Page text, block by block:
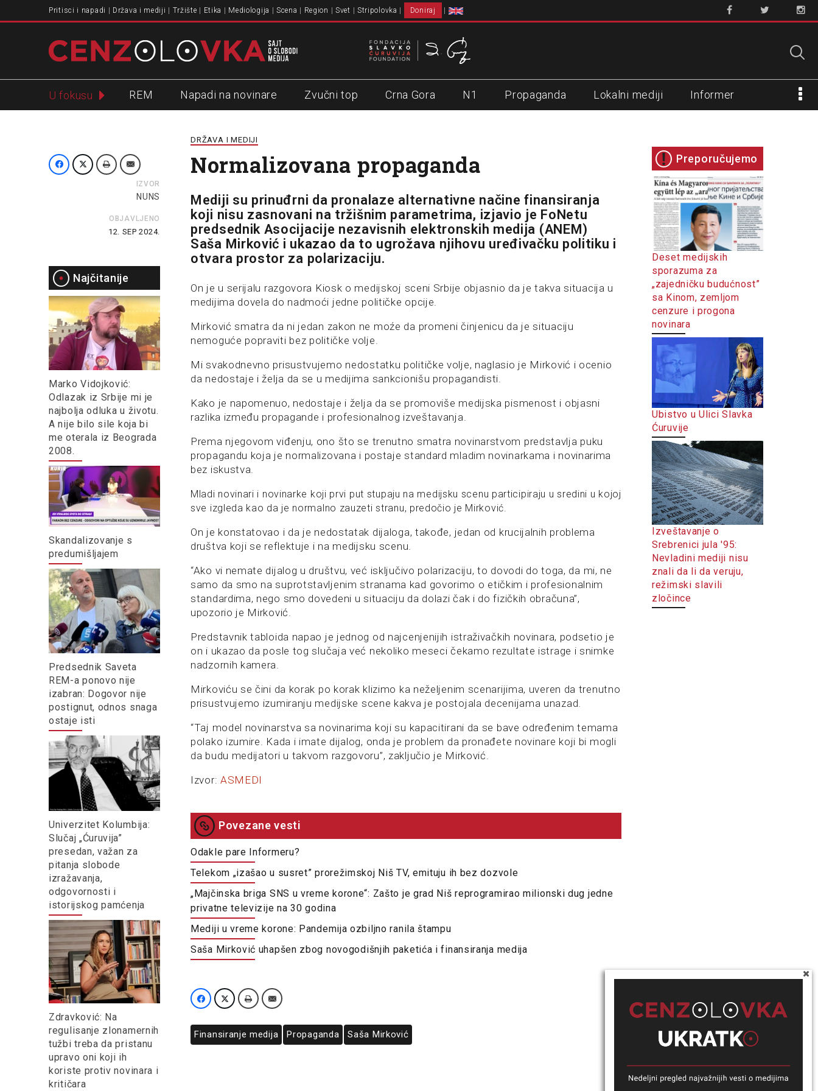
Pritisci i napadi Država i mediji Tržište Etika Mediologija Scena Region Svet Stripolovka Doniraj
U fokusu REM Napadi na novinare Zvučni top Crna Gora N1 Propaganda Lokalni mediji Informer
IZVOR
NUNS
OBJAVLJENO
12. SEP 2024.
Najčitanije
Marko Vidojković:
Odlazak iz Srbije mi je
najbolja odluka u životu.
A nije bilo sile koja bi
me oterala iz Beograda
2008.
Skandalizovanje s
predumišljajem
Predsednik Saveta
REM-a ponovo nije
izabran: Dogovor nije
postignut, odnos snaga
ostaje isti
Univerzitet Kolumbija:
Slučaj „Ćuruvija”
presedan, važan za
pitanja slobode
izražavanja,
odgovornosti i
istorijskog pamćenja
Zdravković: Na
regulisanje zlonamernih
tužbi treba da pristanu
upravo oni koji ih
koriste protiv novinara i
kritičara
DRŽAVA I MEDIJI
Normalizovana propaganda
Mediji su prinuđrni da pronalaze alternativne načine finansiranja
koji nisu zasnovani na tržišnim parametrima, izjavio je FoNetu
predsednik Asocijacije nezavisnih elektronskih medija (ANEM)
Saša Mirković i ukazao da to ugrožava njihovu uređivačku politiku i
otvara prostor za polarizaciju.
On je u serijalu razgovora Kiosk o medijskoj sceni Srbije objasnio da je takva situacija u
medijima dovela do nadmoći jedne političke opcije.
Mirković smatra da ni jedan zakon ne moźe da promeni činjenicu da je situaciju
nemoguće popraviti bez političke volje.
Mi svakodnevno prisustvujemo nedostatku političke volje, naglasio je Mirković i ocenio
da nedostaje i želja da se u medijima sankcionišu propagandisti.
Kako je napomenuo, nedostaje i želja da se promoviše medijska pismenost i objasni
razlika između propagande i profesionalnog izveštavanja.
Prema njegovom viđenju, ono što se trenutno smatra novinarstvom predstavlja puku
propagandu koja je normalizovana i postaje standard mladim novinarkama i novinarima
bez iskustva.
Mladi novinari i novinarke koji prvi put stupaju na medijsku scenu participiraju u sredini u kojoj
sve izgleda kao da je normalno zauzeti stranu, predočio je Mirković.
On je konstatovao i da je nedostatak dijaloga, takođe, jedan od krucijalnih problema
društva koji se reflektuje i na medijsku scenu.
“Ako vi nemate dijalog u društvu, već isključivo polarizaciju, to dovodi do toga, da mi, ne
samo da smo na suprotstavljenim stranama kad govorimo o etičkim i profesionalnim
standardima, nego smo dovedeni u situaciju da dolazi čak i do fizičkih obračuna”,
upozorio je Mirković.
Predstavnik tabloida napao je jednog od najcenjenijih istraživačkih novinara, podsetio je
on i ukazao da posle tog slučaja već nekoliko meseci čekamo rezultate istrage i snimke
nadzornih kamera.
Mirkoviću se čini da korak po korak klizimo ka neželjenim scenarijima, uveren da trenutno
prisustvujemo izumiranju medijske scene kakva je postojala decenijama unazad.
“Taj model novinarstva sa novinarima koji su kapacitirani da se bave određenim temama
polako izumire. Kada i imate dijalog, onda je problem da pronađete novinare koji bi mogli
da budu medijatori u takvom razgovoru”, zaključio je Mirković.
Izvor: ASMEDI
Povezane vesti
Odakle pare Informeru?
Telekom „izašao u susret” prorežimskoj Niš TV, emituju ih bez dozvole
„Majčinska briga SNS u vreme korone“: Zašto je grad Niš reprogramirao milionski dug jedne
privatne televizije na 30 godina
Mediji u vreme korone: Pandemija ozbiljno ranila štampu
Saša Mirković uhapšen zbog novogodišnjih paketića i finansiranja medija
Finansiranje medija Propaganda Saša Mirković
Preporučujemo
Deset medijskih
sporazuma za
„zajedničku budućnost”
sa Kinom, zemljom
cenzure i progona
novinara
Ubistvo u Ulici Slavka
Ćuruvije
Izveštavanje o
Srebrenici jula '95:
Nevladini mediji nisu
znali da li da veruju,
režimski slavili
zločince